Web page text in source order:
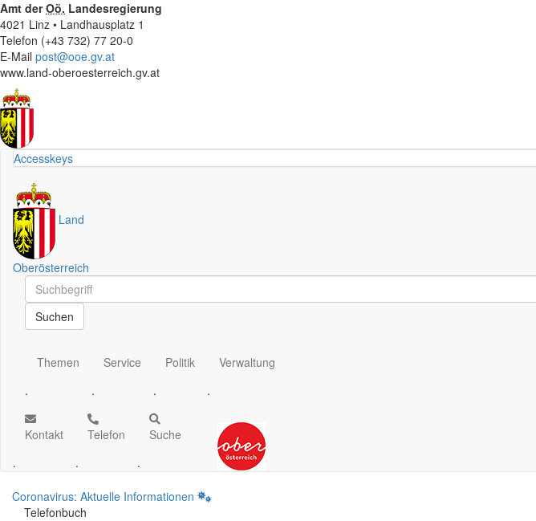
Amt derOö. Landesregierung
4021 Linz • Landhausplatz 1
Telefon (+43 732) 77 20-0
E-Mail post@ooe.gv.at
www.land-oberoesterreich.gv.at
Accesskeys
Land
Oberösterreich
Schnellsuche
Schnellsuche
Suchen
Themen
.
Service
.
Politik
.
Verwaltung
.
Kontakt
.
Telefon
.
Suche
.
Coronavirus: Aktuelle Informationen
Telefonbuch